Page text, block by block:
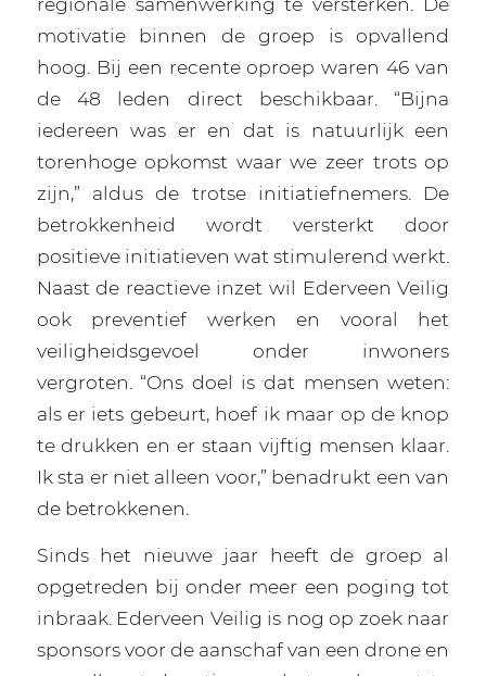
motivatie binnen de groep is opvallend
hoog. Bij een recente oproep waren 46 van
de 48 leden direct beschikbaar. “Bijna
iedereen was er en dat is natuurlijk een
torenhoge opkomst waar we zeer trots op
zijn,” aldus de trotse initiatiefnemers. De
betrokkenheid wordt versterkt door
positieve initiatieven wat stimulerend werkt.
Naast de reactieve inzet wil Ederveen Veilig
ook preventief werken en vooral het
veiligheidsgevoel onder inwoners
vergroten. “Ons doel is dat mensen weten:
als er iets gebeurt, hoef ik maar op de knop
te drukken en er staan vijftig mensen klaar.
Ik sta er niet alleen voor,” benadrukt een van
de betrokkenen.
Sinds het nieuwe jaar heeft de groep al
opgetreden bij onder meer een poging tot
inbraak. Ederveen Veilig is nog op zoek naar
sponsors voor de aanschaf van een drone en